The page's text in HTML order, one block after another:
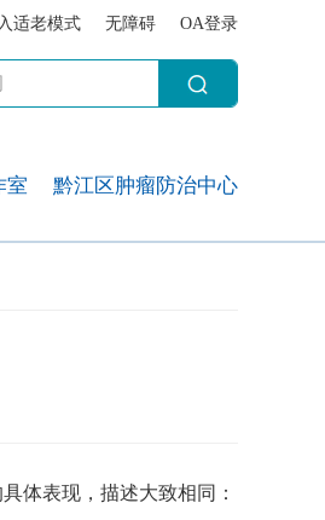
适老模式 无障碍 OA登录
室 黔江区肿瘤防治中心
体表现，描述大致相同：